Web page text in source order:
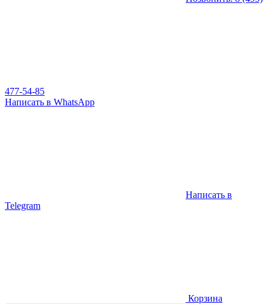
477-54-85
Написать в WhatsApp
Написать в
Telegram
Корзина